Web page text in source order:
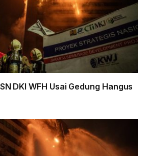
DKI WFH Usai Gedung Hangus